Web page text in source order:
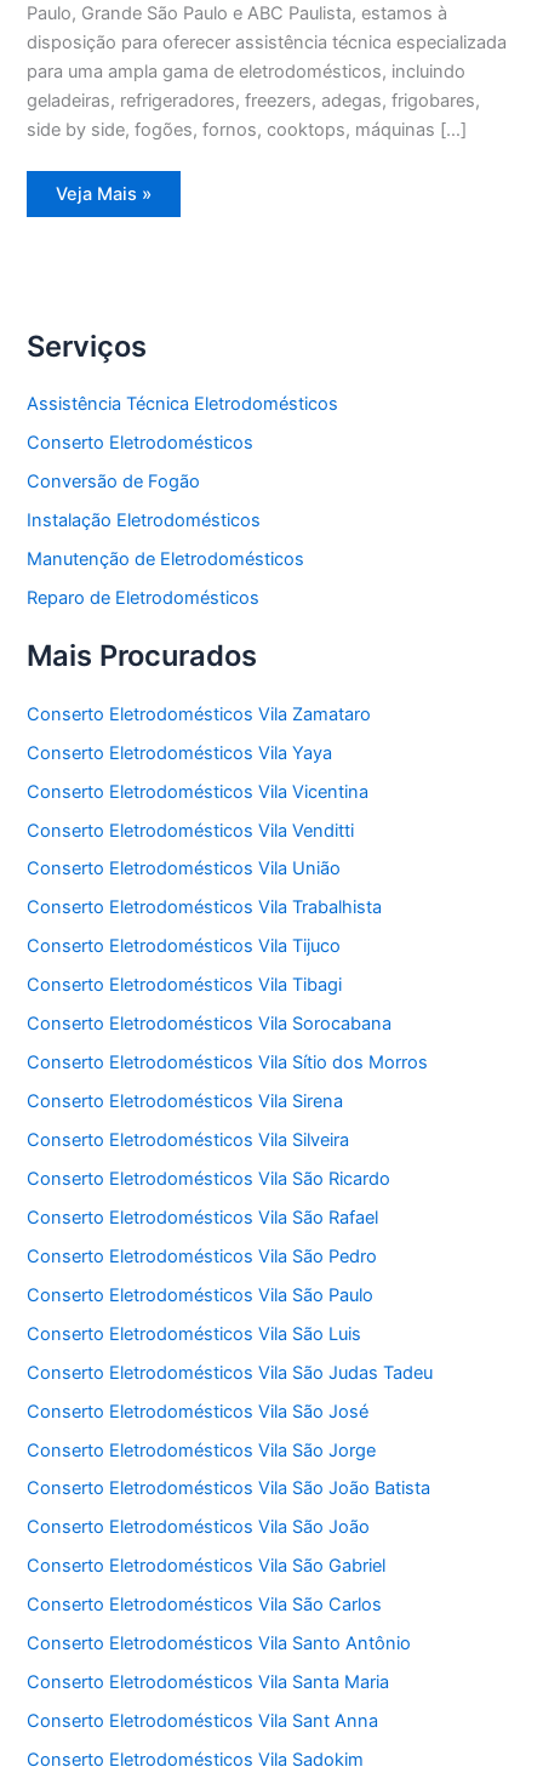
Paulo, Grande São Paulo e ABC Paulista, estamos à
disposição para oferecer assistência técnica especializada
para uma ampla gama de eletrodomésticos, incluindo
geladeiras, refrigeradores, freezers, adegas, frigobares,
side by side, fogões, fornos, cooktops, máquinas […]
Assistência
Técnica
Veja Mais »
Serviços
Assistência Técnica Eletrodomésticos
Conserto Eletrodomésticos
Conversão de Fogão
Instalação Eletrodomésticos
Manutenção de Eletrodomésticos
Reparo de Eletrodomésticos
Mais Procurados
Conserto Eletrodomésticos Vila Zamataro
Conserto Eletrodomésticos Vila Yaya
Conserto Eletrodomésticos Vila Vicentina
Conserto Eletrodomésticos Vila Venditti
Conserto Eletrodomésticos Vila União
Conserto Eletrodomésticos Vila Trabalhista
Conserto Eletrodomésticos Vila Tijuco
Conserto Eletrodomésticos Vila Tibagi
Conserto Eletrodomésticos Vila Sorocabana
Conserto Eletrodomésticos Vila Sítio dos Morros
Conserto Eletrodomésticos Vila Sirena
Conserto Eletrodomésticos Vila Silveira
Conserto Eletrodomésticos Vila São Ricardo
Conserto Eletrodomésticos Vila São Rafael
Conserto Eletrodomésticos Vila São Pedro
Conserto Eletrodomésticos Vila São Paulo
Conserto Eletrodomésticos Vila São Luis
Conserto Eletrodomésticos Vila São Judas Tadeu
Conserto Eletrodomésticos Vila São José
Conserto Eletrodomésticos Vila São Jorge
Conserto Eletrodomésticos Vila São João Batista
Conserto Eletrodomésticos Vila São João
Conserto Eletrodomésticos Vila São Gabriel
Conserto Eletrodomésticos Vila São Carlos
Conserto Eletrodomésticos Vila Santo Antônio
Conserto Eletrodomésticos Vila Santa Maria
Conserto Eletrodomésticos Vila Sant Anna
Conserto Eletrodomésticos Vila Sadokim